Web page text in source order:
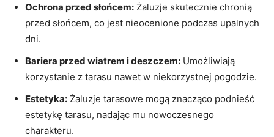
Ochrona przed słońcem: Żaluzje skutecznie chronią
przed słońcem, co jest nieocenione podczas upalnych
dni.
Bariera przed wiatrem i deszczem: Umożliwiają
korzystanie z tarasu nawet w niekorzystnej pogodzie.
Estetyka: Żaluzje tarasowe mogą znacząco podnieść
estetykę tarasu, nadając mu nowoczesnego
charakteru.